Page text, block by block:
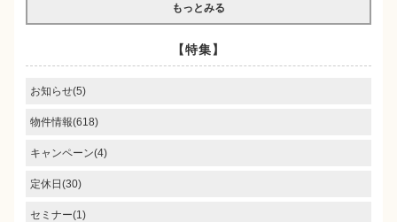
もっとみる
【特集】
お知らせ(5)
物件情報(618)
キャンペーン(4)
定休日(30)
セミナー(1)